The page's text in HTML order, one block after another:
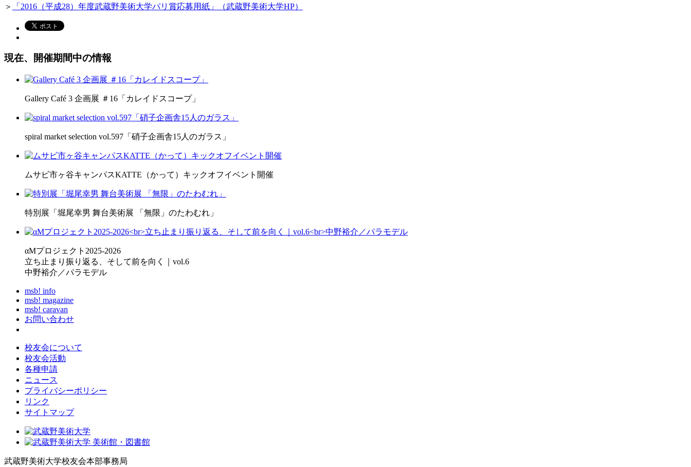
＞
「2016（平成28）年度武蔵野美術大学パリ賞応募用紙」（武蔵野美術大学HP）
現在、開催期間中の情報
Gallery Café 3 企画展 ＃16「カレイドスコープ」
spiral market selection vol.597「硝子企画舎15人のガラス」
ムサビ市ヶ谷キャンパスKATTE（かって）キックオフイベント開催
特別展「堀尾幸男 舞台美術展 「無限」のたわむれ」
αMプロジェクト2025-2026
立ち止まり振り返る、そして前を向く｜vol.6
中野裕介／パラモデル
msb! info
msb! magazine
msb! caravan
お問い合わせ
校友会について
校友会活動
各種申請
ニュース
プライバシーポリシー
リンク
サイトマップ
武蔵野美術大学校友会本部事務局